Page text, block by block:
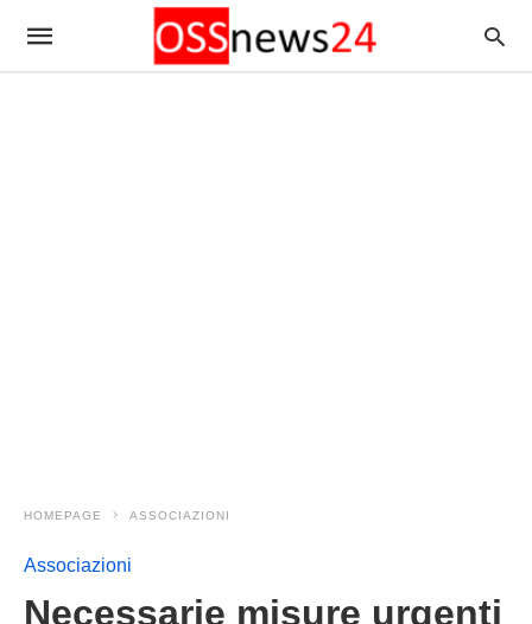
HOMEPAGE ASSOCIAZIONI
Associazioni
Necessarie misure urgenti